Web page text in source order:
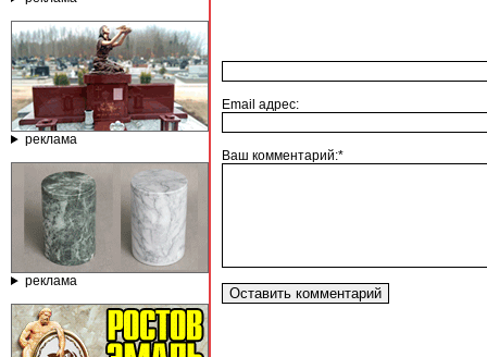
реклама
реклама
Email адрес:
Ваш комментарий:*